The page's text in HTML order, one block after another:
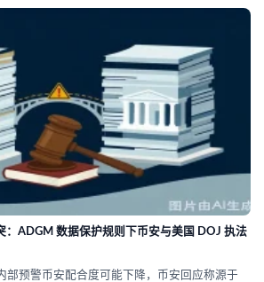
：ADGM 数据保护规则下币安与美国 DOJ 执法
部预警币安配合度可能下降，币安回应称源于